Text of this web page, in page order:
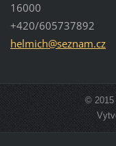
16000
+420/605737892
helmich@seznam.cz
© 2015